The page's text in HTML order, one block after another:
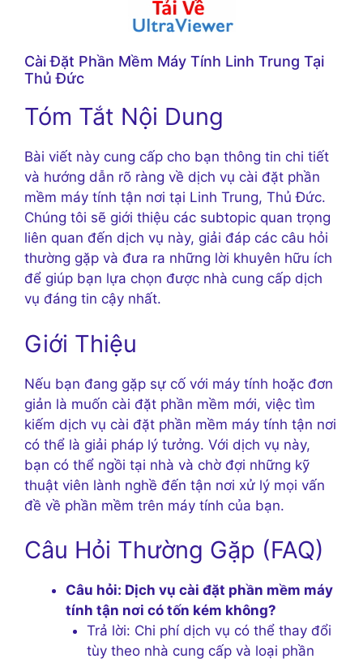
Cài Đặt Phần Mềm Máy Tính Linh Trung Tại
Thủ Đức
Tóm Tắt Nội Dung
Bài viết này cung cấp cho bạn thông tin chi tiết
và hướng dẫn rõ ràng về dịch vụ cài đặt phần
mềm máy tính tận nơi tại Linh Trung, Thủ Đức.
Chúng tôi sẽ giới thiệu các subtopic quan trọng
liên quan đến dịch vụ này, giải đáp các câu hỏi
thường gặp và đưa ra những lời khuyên hữu ích
để giúp bạn lựa chọn được nhà cung cấp dịch
vụ đáng tin cậy nhất.
Giới Thiệu
Nếu bạn đang gặp sự cố với máy tính hoặc đơn
giản là muốn cài đặt phần mềm mới, việc tìm
kiếm dịch vụ cài đặt phần mềm máy tính tận nơi
có thể là giải pháp lý tưởng. Với dịch vụ này,
bạn có thể ngồi tại nhà và chờ đợi những kỹ
thuật viên lành nghề đến tận nơi xử lý mọi vấn
đề về phần mềm trên máy tính của bạn.
Câu Hỏi Thường Gặp (FAQ)
Câu hỏi: Dịch vụ cài đặt phần mềm máy
tính tận nơi có tốn kém không?
Trả lời: Chi phí dịch vụ có thể thay đổi
tùy theo nhà cung cấp và loại phần